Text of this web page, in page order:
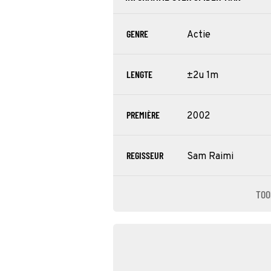
GENRE Actie
LENGTE ±2u 1m
PREMIÈRE 2002
REGISSEUR Sam Raimi